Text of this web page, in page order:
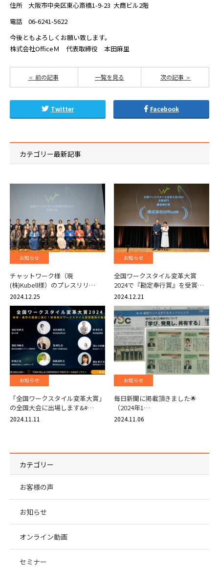
住所 大阪市中央区東心斎橋1-9-23 大商ビル2階
電話 06-6241-5622
今後ともよろしくお願い致します。
株式会社OfficeＭ 代表取締役 本田麻里
前の記事 次の記事
一覧を見る
Twitter Facebook
カテゴリー最新記事
お知らせ
チャットワーク様（現
(株)Kubell様）のプレスリリ…
2024.12.25
お知らせ
全国ワークスタイル変革大賞
2024で『勘定奉行賞』を受賞…
2024.12.21
お知らせ
「全国ワークスタイル変革大賞」
の全国大会に出場します&#…
2024.11.11
お知らせ
毎日新聞に掲載頂きました🌟
（2024年1…
2024.11.06
カテゴリー
お客様の声
お知らせ
オンライン動画
セミナー